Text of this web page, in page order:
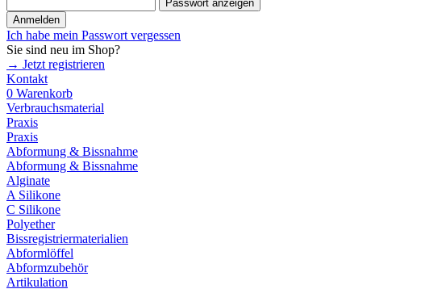
Passwort anzeigen
Anmelden
Ich habe mein Passwort vergessen
Sie sind neu im Shop?
→ Jetzt registrieren
Kontakt
0 Warenkorb
Verbrauchsmaterial
Praxis
Praxis
Abformung & Bissnahme
Abformung & Bissnahme
Alginate
A Silikone
C Silikone
Polyether
Bissregistriermaterialien
Abformlöffel
Abformzubehör
Artikulation